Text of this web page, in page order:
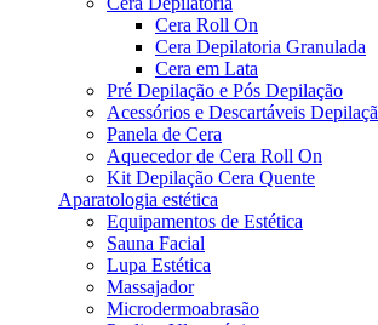
Cera Roll On
Cera Depilatoria Granulada
Cera em Lata
Pré Depilação e Pós Depilação
Acessórios e Descartáveis
Panela de Cera
Aquecedor de Cera Roll On
Kit Depilação Cera Quente
Aparatologia estética
Equipamentos de Estética
Sauna Facial
Lupa Estética
Massajador
Microdermoabrasão